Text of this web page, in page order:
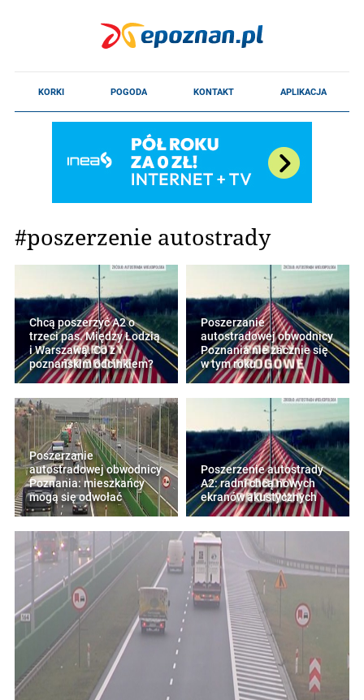
#poszerzenie autostrady
Chcą poszerzyć A2 o
trzeci pas. Między Łodzią
i Warszawą. Co z
poznańskim odcinkiem?
Poszerzanie
autostradowej obwodnicy
Poznania nie zacznie się
w tym roku
Poszerzanie
autostradowej obwodnicy
Poznania: mieszkańcy
mogą się odwołać
Poszerzenie autostrady
A2: radni chcą nowych
ekranów akustycznych